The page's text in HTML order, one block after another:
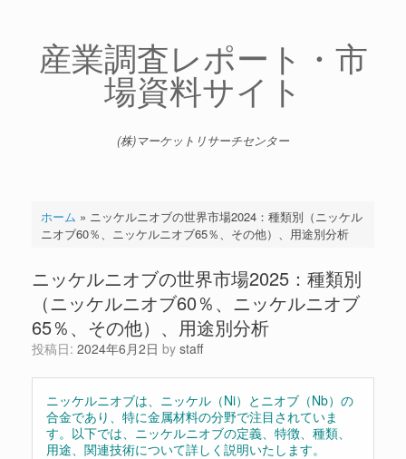
産業調査レポート・市
場資料サイト
(株)マーケットリサーチセンター
ホーム » ニッケルニオブの世界市場2024：種類別（ニッケル
ニオブ60％、ニッケルニオブ65％、その他）、用途別分析
ニッケルニオブの世界市場2025：種類別
（ニッケルニオブ60％、ニッケルニオブ
65％、その他）、用途別分析
投稿日: 2024年6月2日 by staff
ニッケルニオブは、ニッケル（Ni）とニオブ（Nb）の
合金であり、特に金属材料の分野で注目されていま
す。以下では、ニッケルニオブの定義、特徴、種類、
用途、関連技術について詳しく説明いたします。